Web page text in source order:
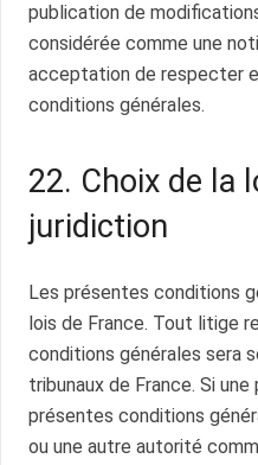
publication de
considérée comme une
acceptation de respecter
conditions générales.
22. Choix de la
juridiction
Les présentes conditions
lois de France. Tout litige
conditions générales sera
tribunaux de France. Si
présentes conditions
ou une autre autorité